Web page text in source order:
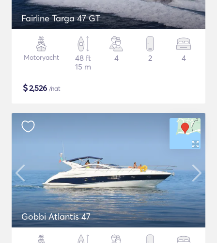
Fairline Targa 47 GT
Motoryacht
48 ft
15 m
4 2 4
$2,526 /nat
Gobbi Atlantis 47